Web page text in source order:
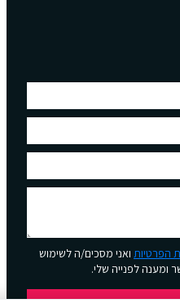
הפרטיות ואני מסכים/ה לשימוש
ומענה לפנייה שלי.